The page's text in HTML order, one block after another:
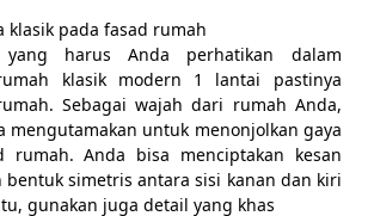
klasik pada fasad rumah
harus Anda perhatikan dalam
klasik modern 1 lantai pastinya
Sebagai wajah dari rumah Anda,
mengutamakan untuk menonjolkan gaya
rumah. Anda bisa menciptakan kesan
bentuk simetris antara sisi kanan dan kiri
gunakan juga detail yang khas